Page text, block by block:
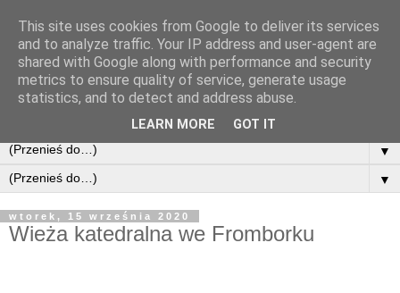
▼
▼
wtorek, 15 września 2020
Wieża katedralna we Fromborku
This site uses cookies from Google to deliver its services
and to analyze traffic. Your IP address and user-agent are
shared with Google along with performance and security
metrics to ensure quality of service, generate usage
statistics, and to detect and address abuse.
LEARN MORE GOT IT